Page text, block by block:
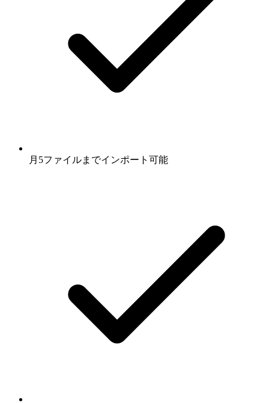
月5ファイルまでインポート可能